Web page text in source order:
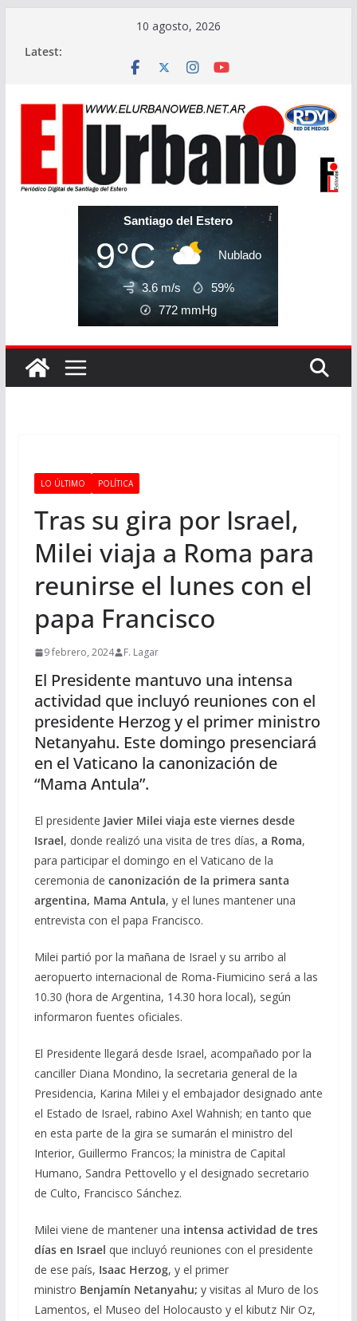
10 agosto, 2026
Latest:
Santiago del Estero
9°C Nublado
3.6 m/s
59%
772 mmHg
LO ÚLTIMO POLÍTICA
Tras su gira por Israel,
Milei viaja a Roma para
reunirse el lunes con el
papa Francisco
9 febrero, 2024 F. Lagar
El Presidente mantuvo una intensa
actividad que incluyó reuniones con el
presidente Herzog y el primer ministro
Netanyahu. Este domingo presenciará
en el Vaticano la canonización de
“Mama Antula”.
El presidente Javier Milei viaja este viernes desde
Israel, donde realizó una visita de tres días, a Roma,
para participar el domingo en el Vaticano de la
ceremonia de canonización de la primera santa
argentina, Mama Antula, y el lunes mantener una
entrevista con el papa Francisco.
Milei partió por la mañana de Israel y su arribo al
aeropuerto internacional de Roma-Fiumicino será a las
10.30 (hora de Argentina, 14.30 hora local), según
informaron fuentes oficiales.
El Presidente llegará desde Israel, acompañado por la
canciller Diana Mondino, la secretaria general de la
Presidencia, Karina Milei y el embajador designado ante
el Estado de Israel, rabino Axel Wahnish; en tanto que
en esta parte de la gira se sumarán el ministro del
Interior, Guillermo Francos; la ministra de Capital
Humano, Sandra Pettovello y el designado secretario
de Culto, Francisco Sánchez.
Milei viene de mantener una intensa actividad de tres
días en Israel que incluyó reuniones con el presidente
de ese país, Isaac Herzog, y el primer
ministro Benjamín Netanyahu; y visitas al Muro de los
Lamentos, el Museo del Holocausto y el kibutz Nir Oz,